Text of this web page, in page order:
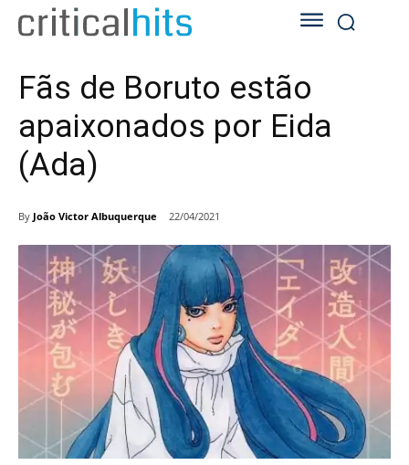
Fãs de Boruto estão
apaixonados por Eida
(Ada)
By João Victor Albuquerque 22/04/2021